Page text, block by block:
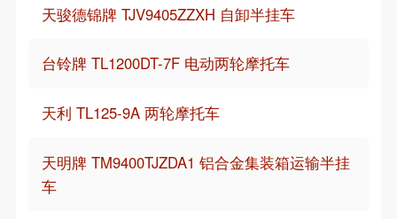
天骏德锦牌 TJV9405ZZXH 自卸半挂车
台铃牌 TL1200DT-7F 电动两轮摩托车
天利 TL125-9A 两轮摩托车
天明牌 TM9400TJZDA1 铝合金集装箱运输半挂
车